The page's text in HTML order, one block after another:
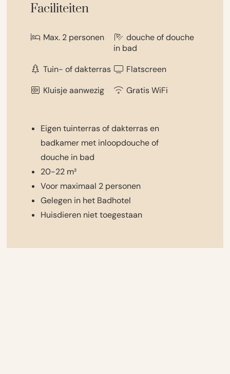
Faciliteiten
Max. 2 personen
douche of douche
in bad
Tuin- of dakterras
Flatscreen
Kluisje aanwezig
Gratis WiFi
Eigen tuinterras of dakterras en
badkamer met inloopdouche of
douche in bad
20-22 m²
Voor maximaal 2 personen
Gelegen in het Badhotel
Huisdieren niet toegestaan